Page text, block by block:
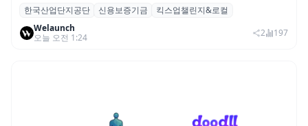
산단공·신보, 2026 ‘킥스업 챌린지&로컬’ 참
여 스타트업 모집
한국산업단지공단 신용보증기금
킥스업챌린지&로컬
Welaunch
오늘 오전 1:24
2 197